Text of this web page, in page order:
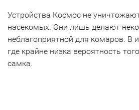
Устройства Космос не
насекомых. Они лишь делают
неблагоприятной для комаров. В
где крайне низка вероятность
самка.